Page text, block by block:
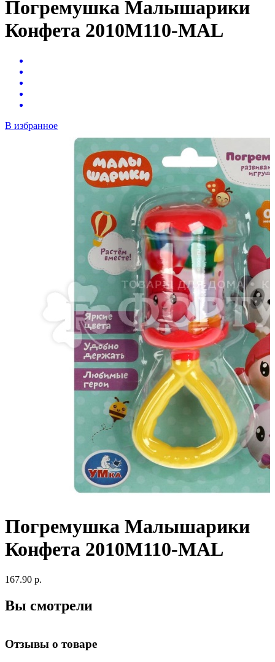
Погремушка Малышарики
Конфета 2010M110-MAL
В избранное
Погремушка Малышарики
Конфета 2010M110-MAL
167.90 р.
Вы смотрели
Отзывы о товаре